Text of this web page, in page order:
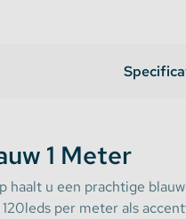
1 Meter
haalt u een prachtige
per meter als